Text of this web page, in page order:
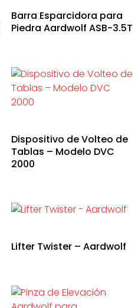
Barra Esparcidora para
Piedra Aardwolf ASB-3.5T
Dispositivo de Volteo de
Tablas – Modelo DVC
2000
Lifter Twister – Aardwolf